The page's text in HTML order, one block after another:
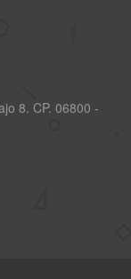
8. CP. 06800 -